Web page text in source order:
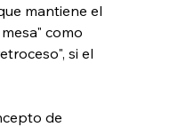
mantiene el
como
si el
de